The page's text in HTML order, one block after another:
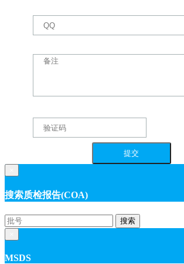
搜索质检报告(COA)
搜索
MSDS